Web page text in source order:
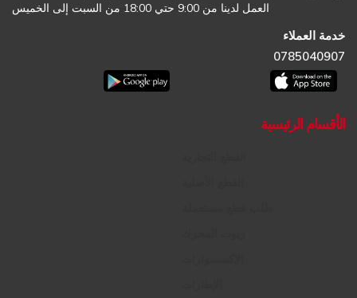
العمل لدينا من 9:00 حتي 18:00 من السبت إلى الخميس
خدمة العملاء
0785040907
الأقسام الرئيسية